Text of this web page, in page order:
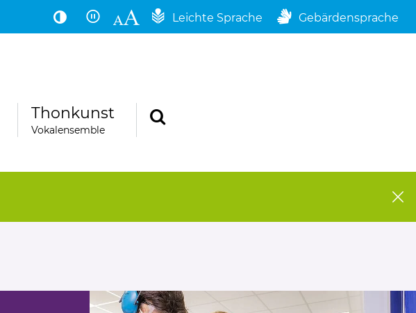
Leichte Sprache Gebärdensprache
Thonkunst
Vokalensemble